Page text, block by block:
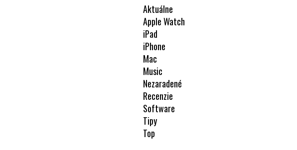
Aktuálne
Apple Watch
iPad
iPhone
Mac
Music
Nezaradené
Recenzie
Software
Tipy
Top